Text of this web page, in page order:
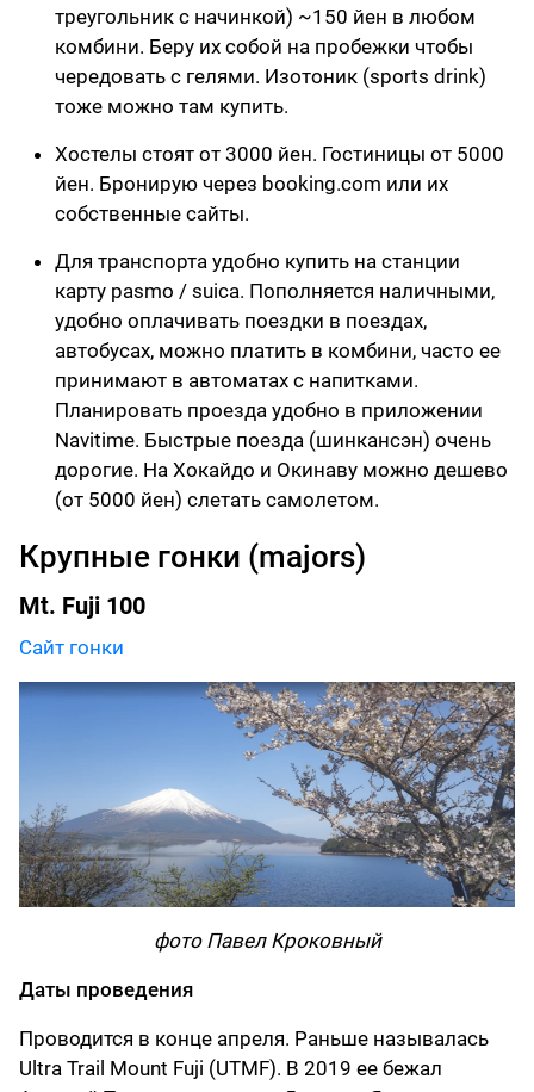
треугольник с начинкой) ~150 йен в любом
комбини. Беру их собой на пробежки чтобы
чередовать с гелями. Изотоник (sports drink)
тоже можно там купить.
Хостелы стоят от 3000 йен. Гостиницы от 5000
йен. Бронирую через booking.com или их
собственные сайты.
Для транспорта удобно купить на станции
карту pasmo / suica. Пополняется наличными,
удобно оплачивать поездки в поездах,
автобусах, можно платить в комбини, часто ее
принимают в автоматах с напитками.
Планировать проезда удобно в приложении
Navitime. Быстрые поезда (шинкансэн) очень
дорогие. На Хокайдо и Окинаву можно дешево
(от 5000 йен) слетать самолетом.
Крупные гонки (majors)
Mt. Fuji 100
Сайт гонки
фото Павел Кроковный
Даты проведения
Проводится в конце апреля. Раньше называлась
Ultra Trail Mount Fuji (UTMF). В 2019 ее бежал